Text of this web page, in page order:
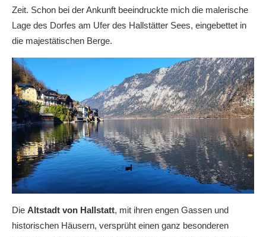
Zeit. Schon bei der Ankunft beeindruckte mich die malerische
Lage des Dorfes am Ufer des Hallstätter Sees, eingebettet in
die majestätischen Berge.
Die Altstadt von Hallstatt, mit ihren engen Gassen und
historischen Häusern, versprüht einen ganz besonderen